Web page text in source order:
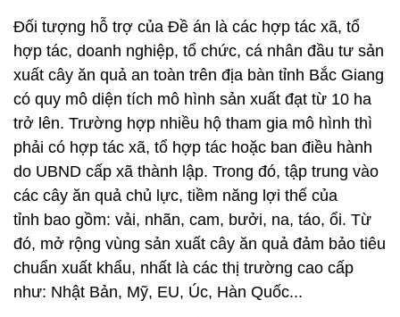
Đối tượng hỗ trợ của Đề án là các hợp tác xã, tổ
hợp tác, doanh nghiệp, tổ chức, cá nhân đầu tư sản
xuất cây ăn quả an toàn trên địa bàn tỉnh Bắc Giang
có quy mô diện tích mô hình sản xuất đạt từ 10 ha
trở lên. Trường hợp nhiều hộ tham gia mô hình thì
phải có hợp tác xã, tổ hợp tác hoặc ban điều hành
do UBND cấp xã thành lập. Trong đó, tập trung vào
các cây ăn quả chủ lực, tiềm năng lợi thế của
tỉnh bao gồm: vải, nhãn, cam, bưởi, na, táo, ổi. Từ
đó, mở rộng vùng sản xuất cây ăn quả đảm bảo tiêu
chuẩn xuất khẩu, nhất là các thị trường cao cấp
như: Nhật Bản, Mỹ, EU, Úc, Hàn Quốc...